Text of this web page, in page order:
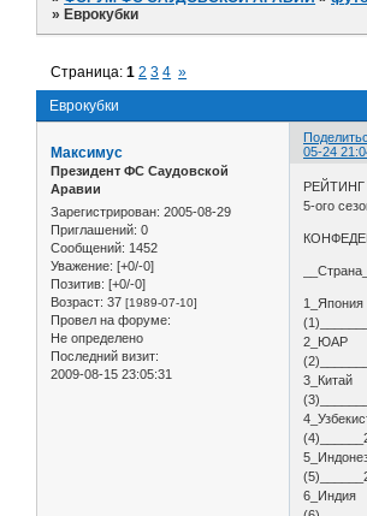
»Еврокубки
Еврокубки
Страница:1 2 3 4 »
05-24
Максимус
Президент ФС Саудовской
Аравии
Зарегистрирован: 2005-08-29
Приглашений: 0
Сообщений: 1452
Уважение: [+0/-0]
Позитив: [+0/-0]
Возраст: 37 [1989-07-10]
Провел на форуме:
Не определено
Последний визит:
2009-08-15 23:05:31
РЕЙТИНГ
5-ого
1_Япония
2_ЮАР
3_Китай
6_Индия